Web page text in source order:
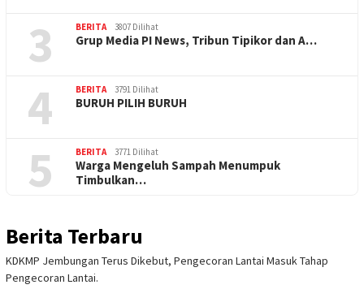
3 BERITA 3807 Dilihat
Grup Media PI News, Tribun Tipikor dan A…
4 BERITA 3791 Dilihat
BURUH PILIH BURUH
5 BERITA 3771 Dilihat
Warga Mengeluh Sampah Menumpuk
Timbulkan…
Berita Terbaru
KDKMP Jembungan Terus Dikebut, Pengecoran Lantai Masuk Tahap
Pengecoran Lantai.